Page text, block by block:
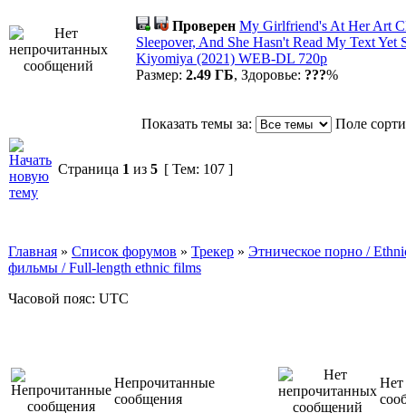
Проверен My Girlfriend's At Her Art
Sleepover, And She Hasn't Read My Text Yet
Kiyomiya (2021) WEB-DL 720p
Размер: 2.49 ГБ, Здоровье: ???%
Показать темы за: Поле
Страница 1 из 5 [ Тем: 107 ]
Главная » Список форумов » Трекер » Этническое порно /
фильмы / Full-length ethnic films
Часовой пояс: UTC
Непрочитанные
сообщения
Нет